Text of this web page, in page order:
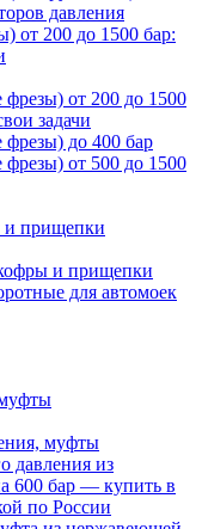
давления
от 200 до 1500 бар:
фрезы) от 200 до 1500
задачи
фрезы) до 400 бар
фрезы) от 500 до 1500
и прищепки
и прищепки
для автомоек
муфты
давления из
600 бар — купить в
по России